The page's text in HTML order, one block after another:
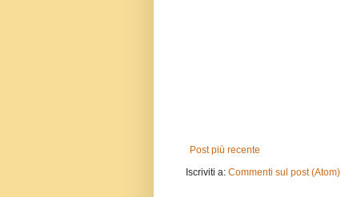
Post più recente
Iscriviti a: Commenti sul post (Atom)